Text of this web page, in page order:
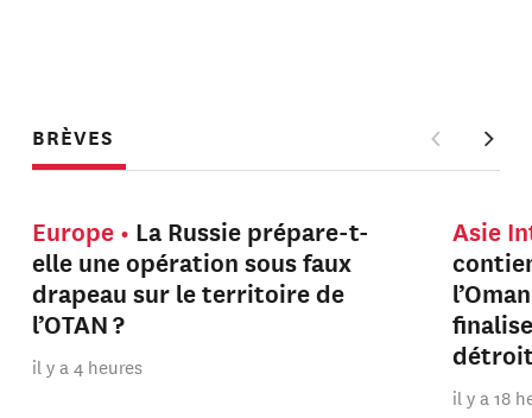
BRÈVES
Europe
La Russie prépare-t-
elle une opération sous faux
drapeau sur le territoire de
l’OTAN ?
il y a 4 heures
Asie
il y a 18